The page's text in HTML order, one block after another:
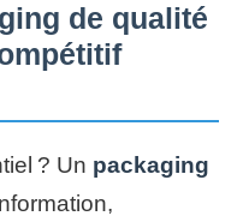
de qualité
? Un packaging